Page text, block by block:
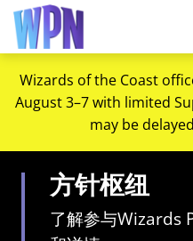
Wizards of the Coast
August 3–7 with limited
may be
方针枢纽
了解参与Wizards